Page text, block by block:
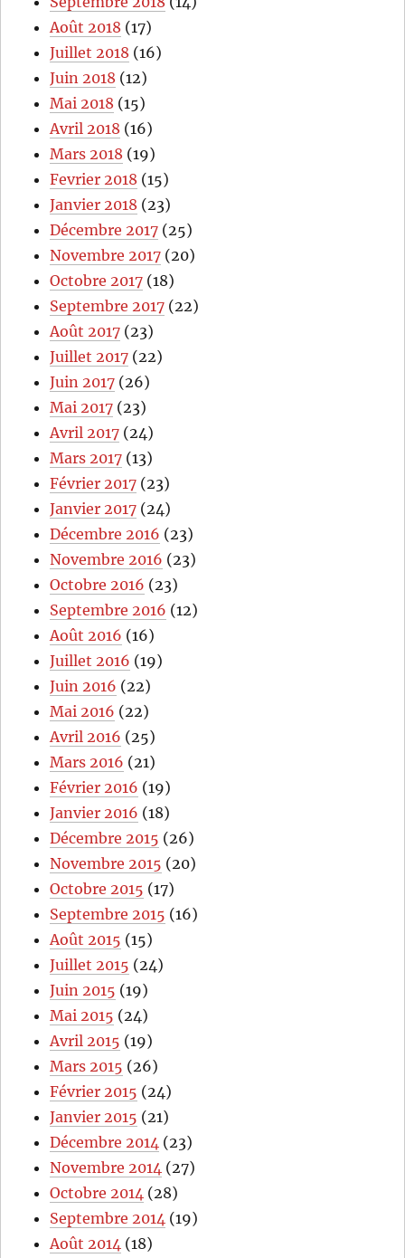
Août 2018 (17)
Juillet 2018 (16)
Juin 2018 (12)
Mai 2018 (15)
Avril 2018 (16)
Mars 2018 (19)
Fevrier 2018 (15)
Janvier 2018 (23)
Décembre 2017 (25)
Novembre 2017 (20)
Octobre 2017 (18)
Septembre 2017 (22)
Août 2017 (23)
Juillet 2017 (22)
Juin 2017 (26)
Mai 2017 (23)
Avril 2017 (24)
Mars 2017 (13)
Février 2017 (23)
Janvier 2017 (24)
Décembre 2016 (23)
Novembre 2016 (23)
Octobre 2016 (23)
Septembre 2016 (12)
Août 2016 (16)
Juillet 2016 (19)
Juin 2016 (22)
Mai 2016 (22)
Avril 2016 (25)
Mars 2016 (21)
Février 2016 (19)
Janvier 2016 (18)
Décembre 2015 (26)
Novembre 2015 (20)
Octobre 2015 (17)
Septembre 2015 (16)
Août 2015 (15)
Juillet 2015 (24)
Juin 2015 (19)
Mai 2015 (24)
Avril 2015 (19)
Mars 2015 (26)
Février 2015 (24)
Janvier 2015 (21)
Décembre 2014 (23)
Novembre 2014 (27)
Octobre 2014 (28)
Septembre 2014 (19)
Août 2014 (18)